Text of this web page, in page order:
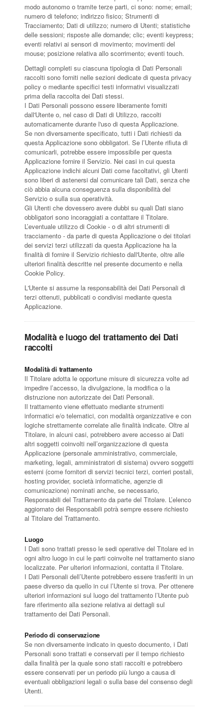
modo autonomo o tramite terze parti, ci sono: nome; email;
numero di telefono; indirizzo fisico; Strumenti di
Tracciamento; Dati di utilizzo; numero di Utenti; statistiche
delle sessioni; risposte alle domande; clic; eventi keypress;
eventi relativi ai sensori di movimento; movimenti del
mouse; posizione relativa allo scorrimento; eventi touch.
Dettagli completi su ciascuna tipologia di Dati Personali
raccolti sono forniti nelle sezioni dedicate di questa privacy
policy o mediante specifici testi informativi visualizzati
prima della raccolta dei Dati stessi.
I Dati Personali possono essere liberamente forniti
dall'Utente o, nel caso di Dati di Utilizzo, raccolti
automaticamente durante l'uso di questa Applicazione.
Se non diversamente specificato, tutti i Dati richiesti da
questa Applicazione sono obbligatori. Se l’Utente rifiuta di
comunicarli, potrebbe essere impossibile per questa
Applicazione fornire il Servizio. Nei casi in cui questa
Applicazione indichi alcuni Dati come facoltativi, gli Utenti
sono liberi di astenersi dal comunicare tali Dati, senza che
ciò abbia alcuna conseguenza sulla disponibilità del
Servizio o sulla sua operatività.
Gli Utenti che dovessero avere dubbi su quali Dati siano
obbligatori sono incoraggiati a contattare il Titolare.
L’eventuale utilizzo di Cookie - o di altri strumenti di
tracciamento - da parte di questa Applicazione o dei titolari
dei servizi terzi utilizzati da questa Applicazione ha la
finalità di fornire il Servizio richiesto dall'Utente, oltre alle
ulteriori finalità descritte nel presente documento e nella
Cookie Policy.
L'Utente si assume la responsabilità dei Dati Personali di
terzi ottenuti, pubblicati o condivisi mediante questa
Applicazione.
Modalità e luogo del trattamento dei Dati
raccolti
Modalità di trattamento
Il Titolare adotta le opportune misure di sicurezza volte ad
impedire l’accesso, la divulgazione, la modifica o la
distruzione non autorizzate dei Dati Personali.
Il trattamento viene effettuato mediante strumenti
informatici e/o telematici, con modalità organizzative e con
logiche strettamente correlate alle finalità indicate. Oltre al
Titolare, in alcuni casi, potrebbero avere accesso ai Dati
altri soggetti coinvolti nell’organizzazione di questa
Applicazione (personale amministrativo, commerciale,
marketing, legali, amministratori di sistema) ovvero soggetti
esterni (come fornitori di servizi tecnici terzi, corrieri postali,
hosting provider, società informatiche, agenzie di
comunicazione) nominati anche, se necessario,
Responsabili del Trattamento da parte del Titolare. L’elenco
aggiornato dei Responsabili potrà sempre essere richiesto
al Titolare del Trattamento.
Luogo
I Dati sono trattati presso le sedi operative del Titolare ed in
ogni altro luogo in cui le parti coinvolte nel trattamento siano
localizzate. Per ulteriori informazioni, contatta il Titolare.
I Dati Personali dell’Utente potrebbero essere trasferiti in un
paese diverso da quello in cui l’Utente si trova. Per ottenere
ulteriori informazioni sul luogo del trattamento l’Utente può
fare riferimento alla sezione relativa ai dettagli sul
trattamento dei Dati Personali.
Periodo di conservazione
Se non diversamente indicato in questo documento, i Dati
Personali sono trattati e conservati per il tempo richiesto
dalla finalità per la quale sono stati raccolti e potrebbero
essere conservati per un periodo più lungo a causa di
eventuali obbligazioni legali o sulla base del consenso degli
Utenti.